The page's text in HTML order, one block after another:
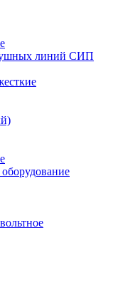
линий СИП